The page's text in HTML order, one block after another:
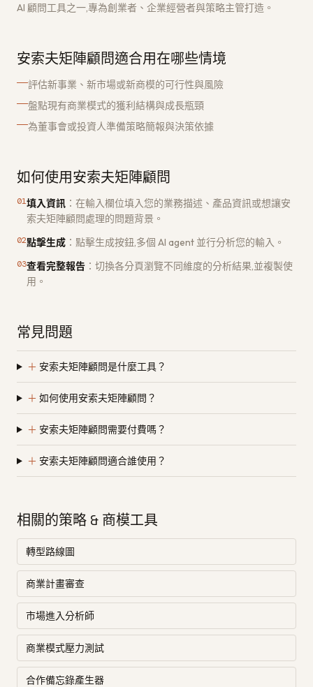
AI 顧問工具之一,專為創業者、企業經營者與策略主管打造。
安索夫矩陣顧問適合用在哪些情境
評估新事業、新市場或新商模的可行性與風險
盤點現有商業模式的獲利結構與成長瓶頸
為董事會或投資人準備策略簡報與決策依據
如何使用安索夫矩陣顧問
01填入資訊 ： 在輸入欄位填入您的業務描述、產品資訊或想讓安
索夫矩陣顧問處理的問題背景。
02點擊生成 ： 點擊生成按鈕,多個 AI agent 並行分析您的輸入。
03查看完整報告 ： 切換各分頁瀏覽不同維度的分析結果,並複製使
用。
常見問題
＋ 安索夫矩陣顧問是什麼工具？
＋ 如何使用安索夫矩陣顧問？
＋ 安索夫矩陣顧問需要付費嗎？
＋ 安索夫矩陣顧問適合誰使用？
相關的策略 & 商模工具
轉型路線圖
商業計畫審查
市場進入分析師
商業模式壓力測試
合作備忘錄產生器